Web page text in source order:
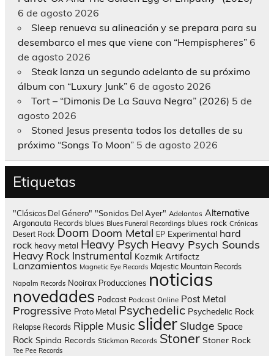
6 de agosto 2026
Sleep renueva su alineación y se prepara para su
desembarco el mes que viene con “Hempispheres” 6
de agosto 2026
Steak lanza un segundo adelanto de su próximo
álbum con “Luxury Junk” 6 de agosto 2026
Tort – “Dimonis De La Sauva Negra” (2026) 5 de
agosto 2026
Stoned Jesus presenta todos los detalles de su
próximo “Songs To Moon” 5 de agosto 2026
Etiquetas
"Clásicos Del Género" "Sonidos Del Ayer" Adelantos Alternative
Argonauta Records blues Blues Funeral Recordings blues rock Crónicas
Desert Rock Doom Doom Metal EP Experimental hard
rock heavy metal Heavy Psych Heavy Psych Sounds
Heavy Rock Instrumental Kozmik Artifactz
Lanzamientos Magnetic Eye Records Majestic Mountain Records
Napalm Records Nooirax Producciones noticias
novedades Podcast Podcast Online Post Metal
Progressive Proto Metal Psychedelic Psychedelic Rock
Relapse Records Ripple Music slider Sludge Space
Rock Spinda Records Stickman Records Stoner Stoner Rock
Tee Pee Records